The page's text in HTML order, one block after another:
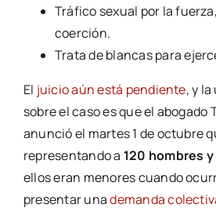
Tráfico sexual por la
coerción.
Trata de blancas para
El juicio aún está pendiente, y
sobre el caso es que el abogado
anunció el martes 1 de octubre
representando a 120 hombres
ellos eran menores cuando
presentar unademanda